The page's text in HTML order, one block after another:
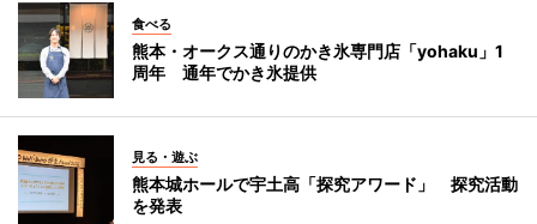
食べる
熊本・オークス通りのかき氷専門店「yohaku」1
周年 通年でかき氷提供
見る・遊ぶ
熊本城ホールで宇土高「探究アワード」 探究活動
を発表